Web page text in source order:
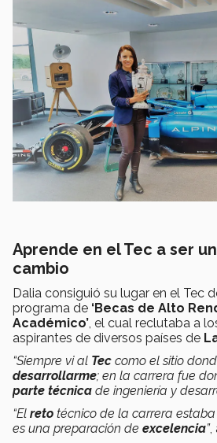
Aprende en el Tec a ser
cambio
Dalia consiguió su lugar en el Tec
programa de ‘Becas de Alto
Académico’, el cual reclutaba a
aspirantes de diversos países de
“Siempre vi al Tec como el sitio
desarrollarme; en la carrera fue
parte técnica de ingeniería y
“El reto técnico de la carrera estaba
es una preparación de excelencia”,